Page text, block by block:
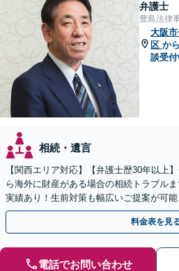
弁護士
豊島法律
大阪
区 か
談受付
相続・遺言
【関西エリア対応】【弁護士歴30年以上
ら海外に財産がある場合の相続トラブル
実績あり！生前対策も幅広いご提案が可
全個室】
料金表を見
電話でお問い合わせ